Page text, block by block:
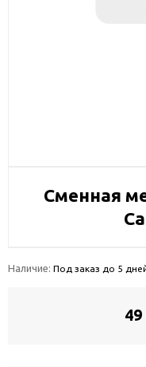
Сменная
Наличие: Под заказ до 5